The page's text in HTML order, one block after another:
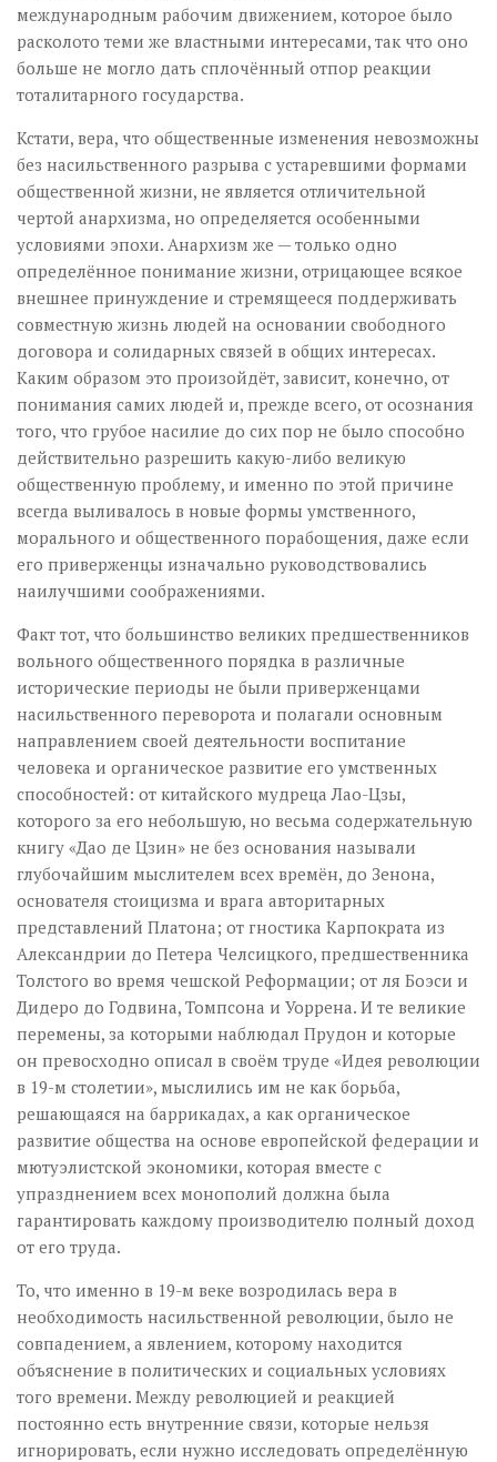
международным рабочим движением, которое было
расколото теми же властными интересами, так что оно
больше не могло дать сплочённый отпор реакции
тоталитарного государства.
Кстати, вера, что общественные изменения невозможны
без насильственного разрыва с устаревшими формами
общественной жизни, не является отличительной
чертой анархизма, но определяется особенными
условиями эпохи. Анархизм же — только одно
определённое понимание жизни, отрицающее всякое
внешнее принуждение и стремящееся поддерживать
совместную жизнь людей на основании свободного
договора и солидарных связей в общих интересах.
Каким образом это произойдёт, зависит, конечно, от
понимания самих людей и, прежде всего, от осознания
того, что грубое насилие до сих пор не было способно
действительно разрешить какую-либо великую
общественную проблему, и именно по этой причине
всегда выливалось в новые формы умственного,
морального и общественного порабощения, даже если
его приверженцы изначально руководствовались
наилучшими соображениями.
Факт тот, что большинство великих предшественников
вольного общественного порядка в различные
исторические периоды не были приверженцами
насильственного переворота и полагали основным
направлением своей деятельности воспитание
человека и органическое развитие его умственных
способностей: от китайского мудреца Лао-Цзы,
которого за его небольшую, но весьма содержательную
книгу «Дао де Цзин» не без основания называли
глубочайшим мыслителем всех времён, до Зенона,
основателя стоицизма и врага авторитарных
представлений Платона; от гностика Карпократа из
Александрии до Петера Челсицкого, предшественника
Толстого во время чешской Реформации; от ля Боэси и
Дидеро до Годвина, Томпсона и Уоррена. И те великие
перемены, за которыми наблюдал Прудон и которые
он превосходно описал в своём труде «Идея революции
в 19-м столетии», мыслились им не как борьба,
решающаяся на баррикадах, а как органическое
развитие общества на основе европейской федерации и
мютуэлистской экономики, которая вместе с
упразднением всех монополий должна была
гарантировать каждому производителю полный доход
от его труда.
То, что именно в 19-м веке возродилась вера в
необходимость насильственной революции, было не
совпадением, а явлением, которому находится
объяснение в политических и социальных условиях
того времени. Между революцией и реакцией
постоянно есть внутренние связи, которые нельзя
игнорировать, если нужно исследовать определённую